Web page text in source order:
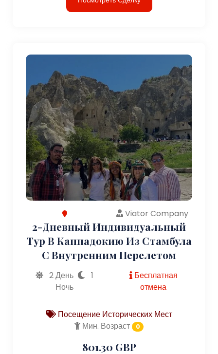
Viator Company
2-Дневный Индивидуальный
Тур В Каппадокию Из Стамбула
С Внутренним Перелетом
2 День
1
Ночь
Бесплатная
отмена
Посещение Исторических Мест
Мин. Возраст
0
801.30 GBP